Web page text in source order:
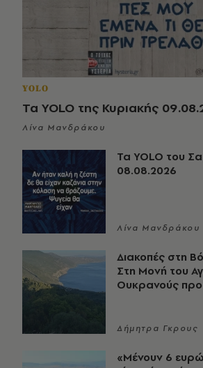
YOLO
Τα YOLO της Κυριακής
Λίνα Μανδράκου
Τα YOLO του
08.08.2026
Λίνα Μανδράκου
Διακοπές στη
Στη Μονή του
Ουκρανούς
Δήμητρα Γκρους
«Μένουν 6